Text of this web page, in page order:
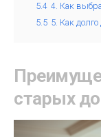
5.4 4. Как
5.5 5. Как
старых